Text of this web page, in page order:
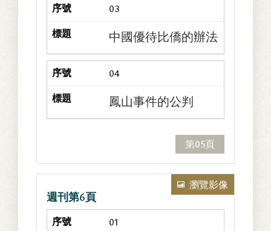
03
中國優待比僑的辦法
04
鳳山事件的公判
第05頁
週刊第6頁
瀏覽影像
01